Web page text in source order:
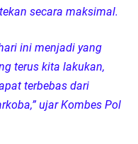
secara maksimal.
ini menjadi yang
terus kita lakukan,
terbebas dari
ujar Kombes Pol